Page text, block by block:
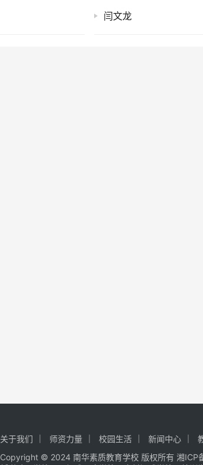
闫文龙
关于我们 师资力量 校园生活 新闻中心
Copyright © 2024 南华素质教育学校 版权所有湘ICP